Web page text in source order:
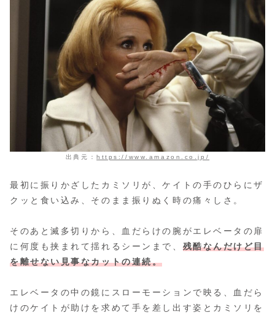
出典元：https://www.amazon.co.jp/
最初に振りかざしたカミソリが、ケイトの手のひらにザ
クッと食い込み、そのまま振りぬく時の痛々しさ。
そのあと滅多切りから、血だらけの腕がエレベータの扉
に何度も挟まれて揺れるシーンまで、 残酷なんだけど目
を離せない見事なカットの連続。
エレベータの中の鏡にスローモーションで映る、血だら
けのケイトが助けを求めて手を差し出す姿とカミソリを